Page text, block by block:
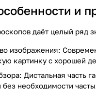
и
даёт целый ряд
изображения:
картинку с хорошей
Дистальная часть
без необходимости